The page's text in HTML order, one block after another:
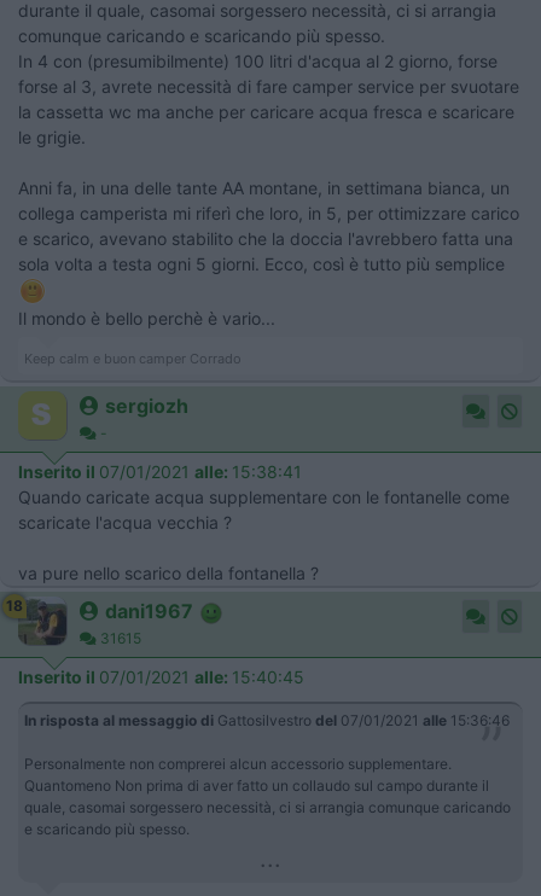
durante il quale, casomai sorgessero necessità, ci si arrangia
comunque caricando e scaricando più spesso.
In 4 con (presumibilmente) 100 litri d'acqua al 2 giorno, forse
forse al 3, avrete necessità di fare camper service per svuotare
la cassetta wc ma anche per caricare acqua fresca e scaricare
le grigie.
Anni fa, in una delle tante AA montane, in settimana bianca, un
collega camperista mi riferì che loro, in 5, per ottimizzare carico
e scarico, avevano stabilito che la doccia l'avrebbero fatta una
sola volta a testa ogni 5 giorni. Ecco, così è tutto più semplice
Il mondo è bello perchè è vario...
Keep calm e buon camper Corrado
sergiozh
-
Inserito il 07/01/2021 alle: 15:38:41
Quando caricate acqua supplementare con le fontanelle come
scaricate l'acqua vecchia ?
va pure nello scarico della fontanella ?
18 dani1967
31615
Inserito il 07/01/2021 alle: 15:40:45
In risposta al messaggio di Gattosilvestro del 07/01/2021 alle 15:36:46
Personalmente non comprerei alcun accessorio supplementare.
Quantomeno Non prima di aver fatto un collaudo sul campo durante il
quale, casomai sorgessero necessità, ci si arrangia comunque caricando
e scaricando più spesso.
...